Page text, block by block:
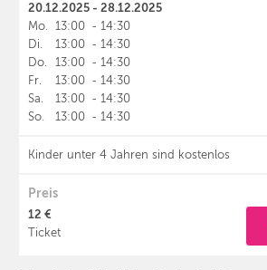
20.12.2025 - 28.12.2025
Mo. 13:00 - 14:30
Di.
13:00 - 14:30
Do.
13:00 - 14:30
Fr.
13:00 - 14:30
Sa.
13:00 - 14:30
So.
13:00 - 14:30
Kinder unter 4 Jahren sind kostenlos
Preis
12 €
Ticket